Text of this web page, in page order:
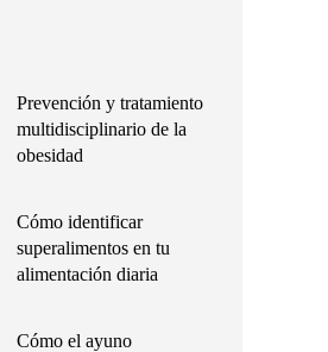
Prevención y tratamiento
multidisciplinario de la
obesidad
Cómo identificar
superalimentos en tu
alimentación diaria
Cómo el ayuno